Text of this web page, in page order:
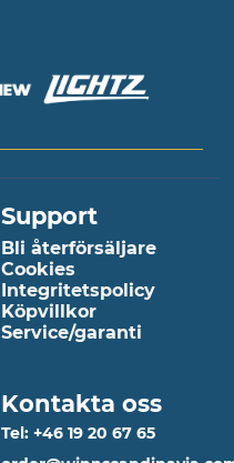
Support
Bli återförsäljare
Cookies
Integritetspolicy
Köpvillkor
Service/garanti
Kontakta oss
Tel: +46 19 20 67 65